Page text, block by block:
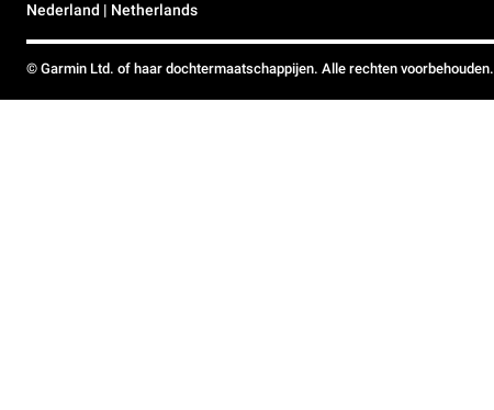
Nederland | Netherlands
© Garmin Ltd. of haar dochtermaatschappijen. Alle rechten voorbehouden.